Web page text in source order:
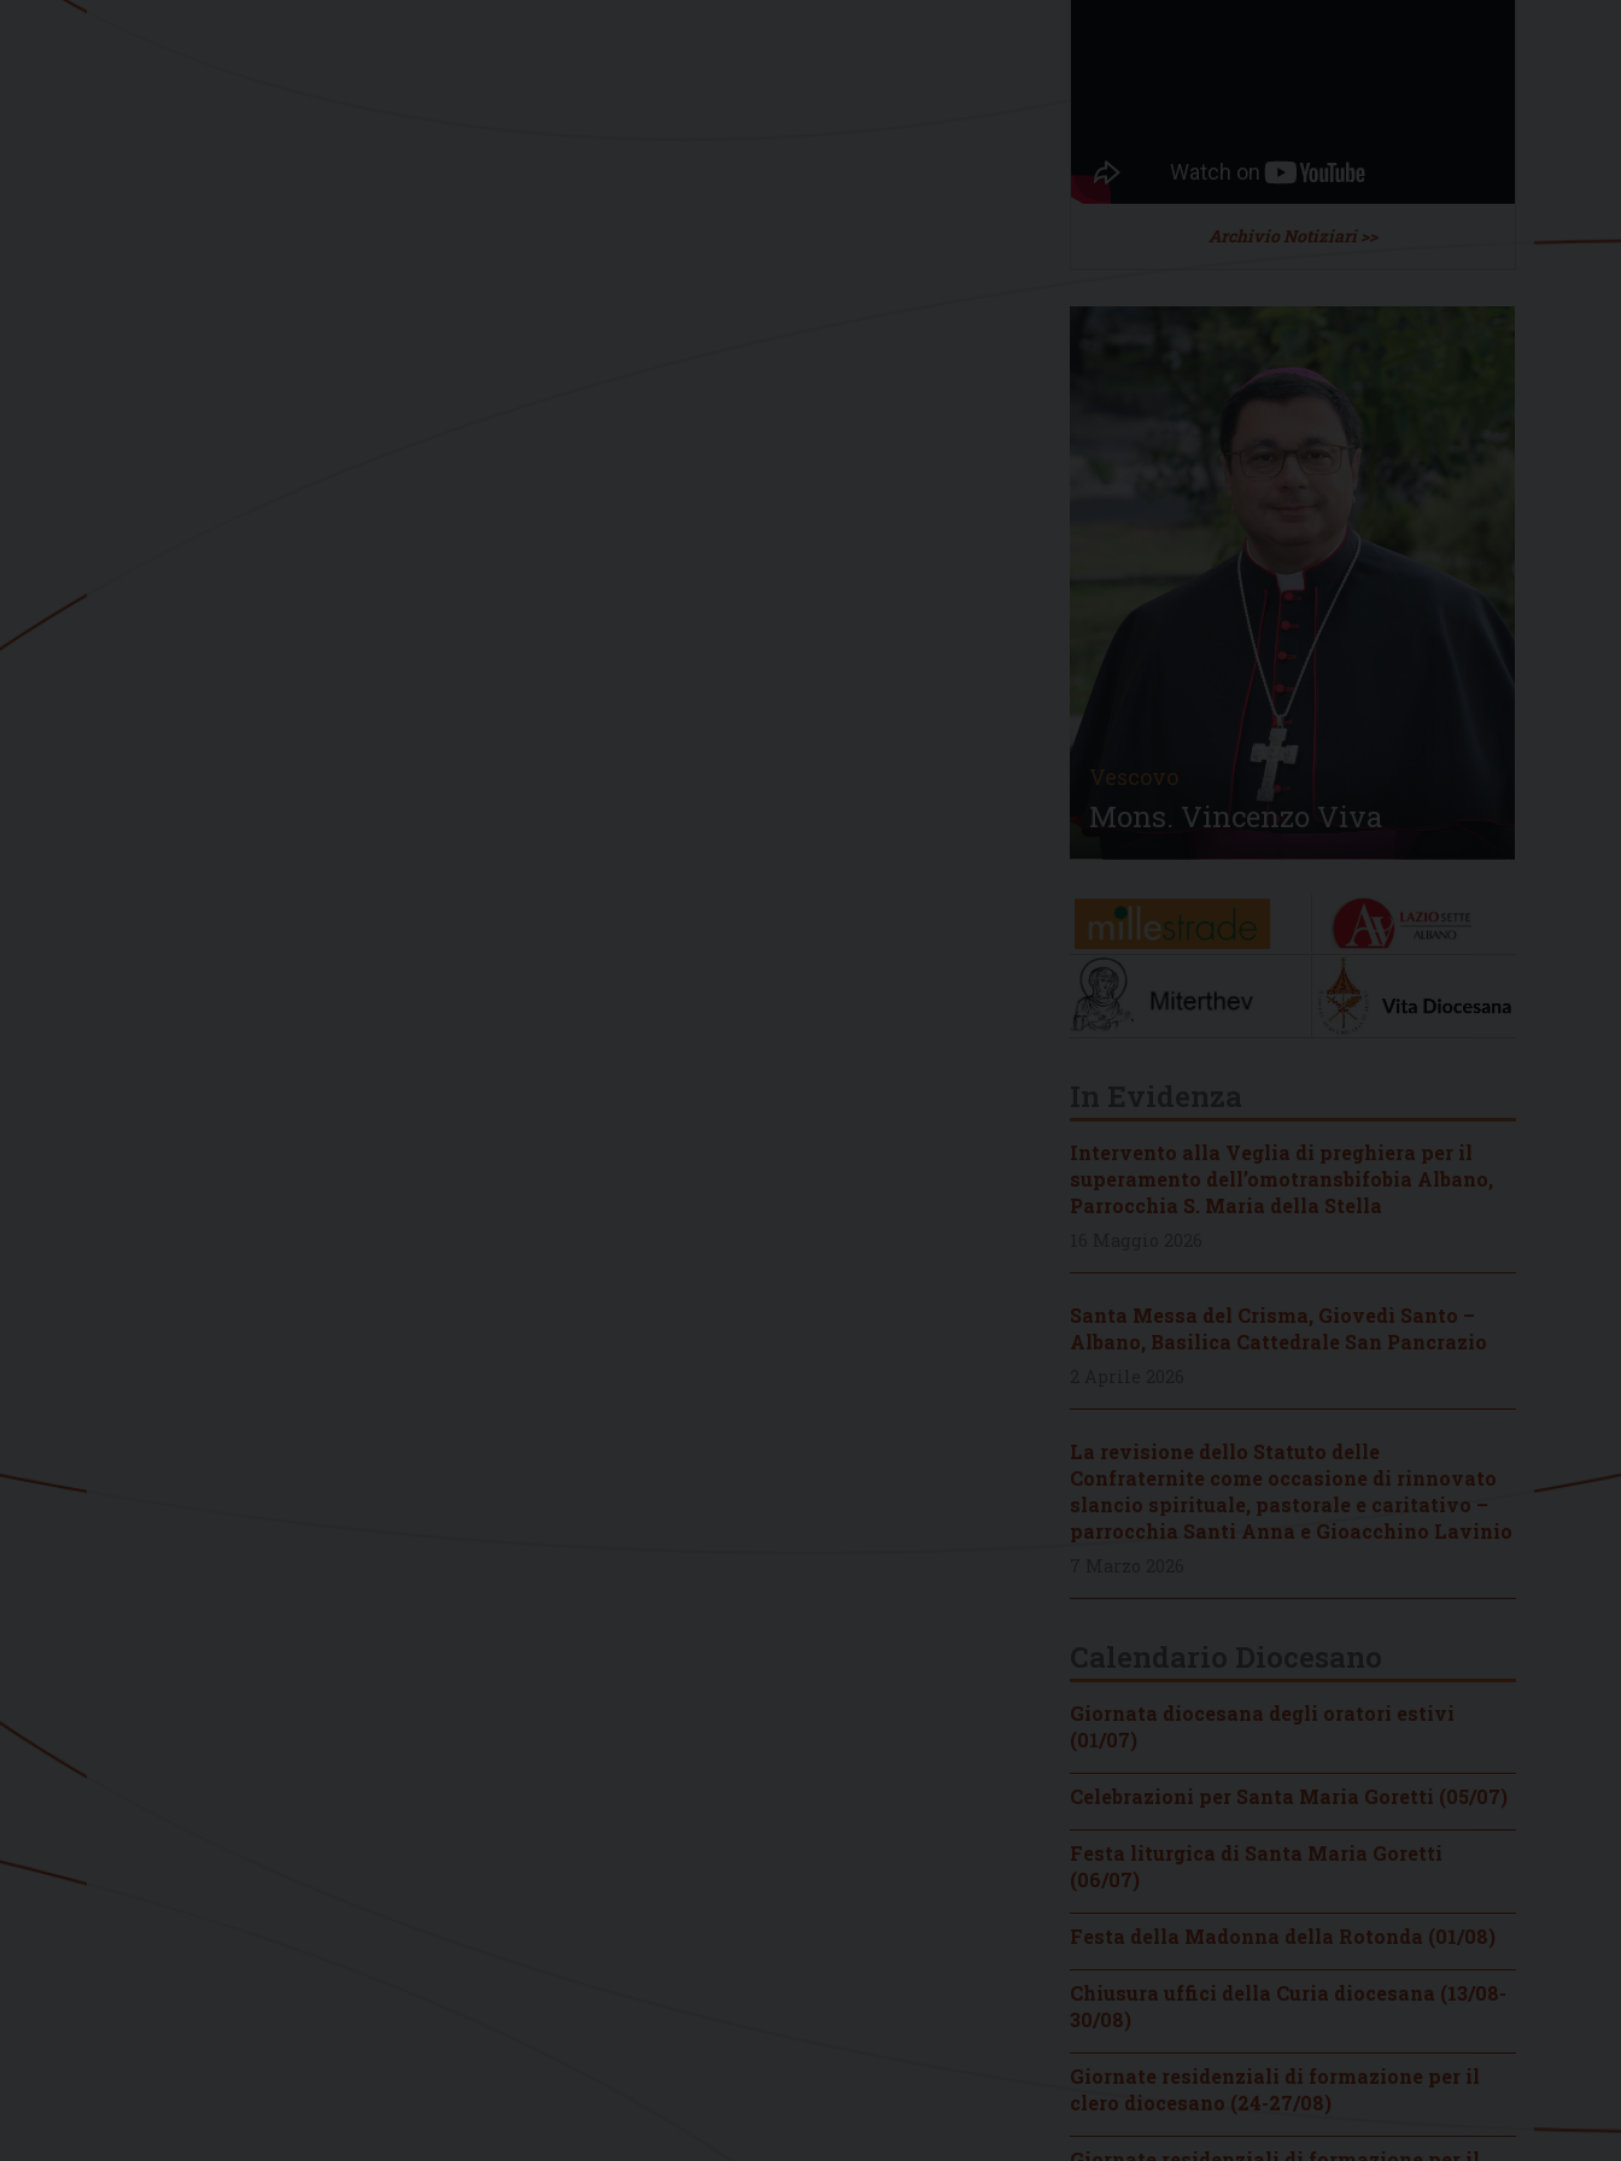
Archivio Notiziari >>
Vescovo
Mons. Vincenzo Viva
Intervento alla Veglia di preghiera per il
superamento dell’omotransbifobia Albano,
Parrocchia S. Maria della Stella
Santa Messa del Crisma, Giovedì Santo –
Albano, Basilica Cattedrale San Pancrazio
La revisione dello Statuto delle
Confraternite come occasione di rinnovato
slancio spirituale, pastorale e caritativo –
parrocchia Santi Anna e Gioacchino Lavinio
Giornata diocesana degli oratori estivi
(01/07)
Celebrazioni per Santa Maria Goretti (05/07)
Festa liturgica di Santa Maria Goretti
(06/07)
Festa della Madonna della Rotonda (01/08)
Chiusura uffici della Curia diocesana (13/08-
30/08)
Giornate residenziali di formazione per il
clero diocesano (24-27/08)